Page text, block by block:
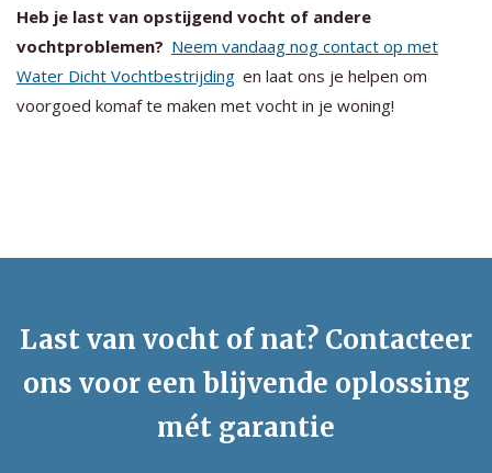
Heb je last van opstijgend vocht of andere
vochtproblemen? Neem vandaag nog contact op met
Water Dicht Vochtbestrijding en laat ons je helpen om
voorgoed komaf te maken met vocht in je woning!
Last van vocht of nat? Contacteer
ons voor een blijvende oplossing
mét garantie